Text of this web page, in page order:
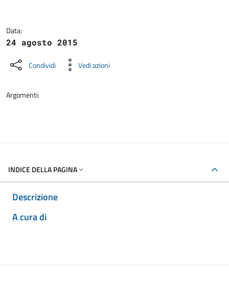
Data:
24 agosto 2015
Condividi Vedi azioni
Argomenti:
INDICE DELLA PAGINA
Descrizione
A cura di